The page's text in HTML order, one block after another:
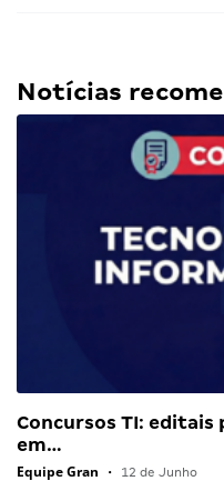
Notícias
Concursos TI: editais
em…
Equipe Gran • 12 de Junho